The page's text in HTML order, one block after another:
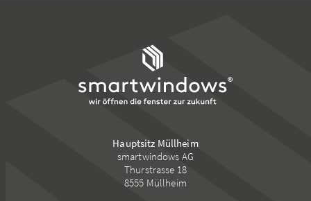
Hauptsitz Müllheim
smartwindows AG
Thurstrasse 18
8555 Müllheim